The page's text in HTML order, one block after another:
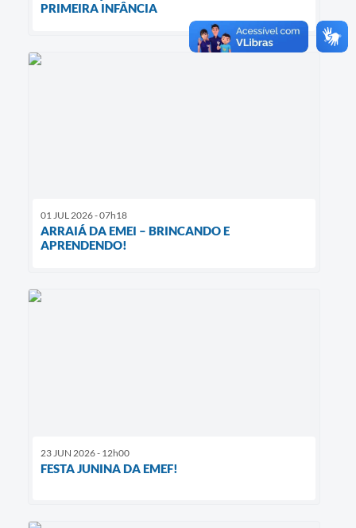
PRIMEIRA INFÂNCIA
01 JUL 2026 - 07h18
ARRAIÁ DA EMEI – BRINCANDO E
APRENDENDO!
23 JUN 2026 - 12h00
FESTA JUNINA DA EMEF!